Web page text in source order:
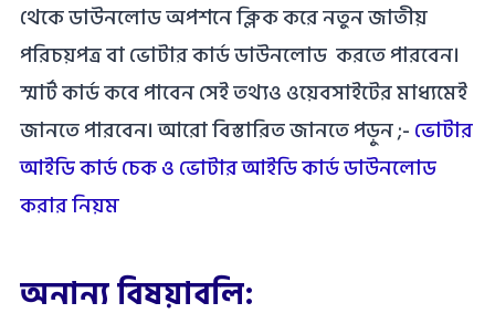
থেকে ডাউনলোড অপশনে ক্লিক করে নতুন জাতীয়
পরিচয়পত্র বা ভোটার কার্ড ডাউনলোড করতে পারবেন।
স্মার্ট কার্ড কবে পাবেন সেই তথ্যও ওয়েবসাইটের মাধ্যমেই
জানতে পারবেন। আরো বিস্তারিত জানতে পড়ুন ;-ভোটার
আইডি কার্ড চেক ও ভোটার আইডি কার্ড ডাউনলোড
করার নিয়ম
অনান্য বিষয়াবলি: